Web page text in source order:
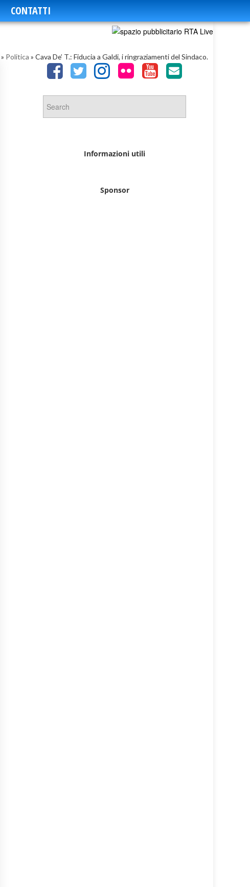
CONTATTI
» Politica » Cava De’ T.: Fiducia a Galdi, i ringraziamenti del Sindaco.
Informazioni utili
Sponsor